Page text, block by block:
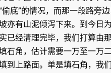
底”的情况，而那一段路旁
亦有山泥倾泻下来。到今日
已经清理完毕，我们打算由
石角，估计需要一万至一万
到上路面。单是填石角，我